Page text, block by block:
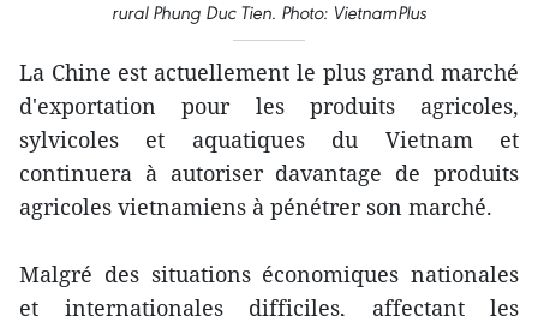
rural Phung Duc Tien. Photo: VietnamPlus
La Chine est actuellement le plus grand marché
d'exportation pour les produits agricoles,
sylvicoles et aquatiques du Vietnam et
continuera à autoriser davantage de produits
agricoles vietnamiens à pénétrer son marché.
Malgré des situations économiques nationales
et internationales difficiles, affectant les